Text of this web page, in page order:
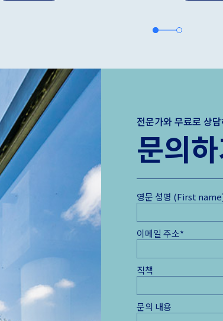
전문가와 무료로 상
문의
영문 성명 (First
이메일 주소*
직책
문의 내용